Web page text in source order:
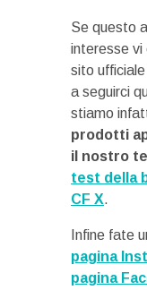
Se questo
interesse vi
sito
a seguirci
stiamo
prodotti
il nostro
test della
CF X.
Infine fate
pagina
pagina